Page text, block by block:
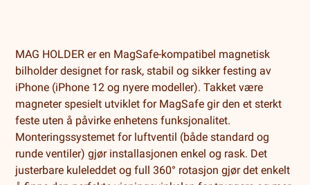
MAG HOLDER er en MagSafe-kompatibel magnetisk
bilholder designet for rask, stabil og sikker festing av
iPhone (iPhone 12 og nyere modeller). Takket være
magneter spesielt utviklet for MagSafe gir den et sterkt
feste uten å påvirke enhetens funksjonalitet.
Monteringssystemet for luftventil (både standard og
runde ventiler) gjør installasjonen enkel og rask. Det
justerbare kuleleddet og full 360° rotasjon gjør det enkelt